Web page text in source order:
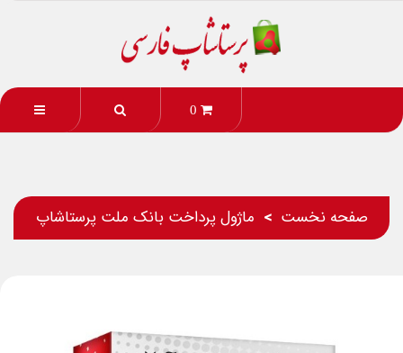
0
صفحه نخست ماژول پرداخت بانک ملت پرستاشاپ